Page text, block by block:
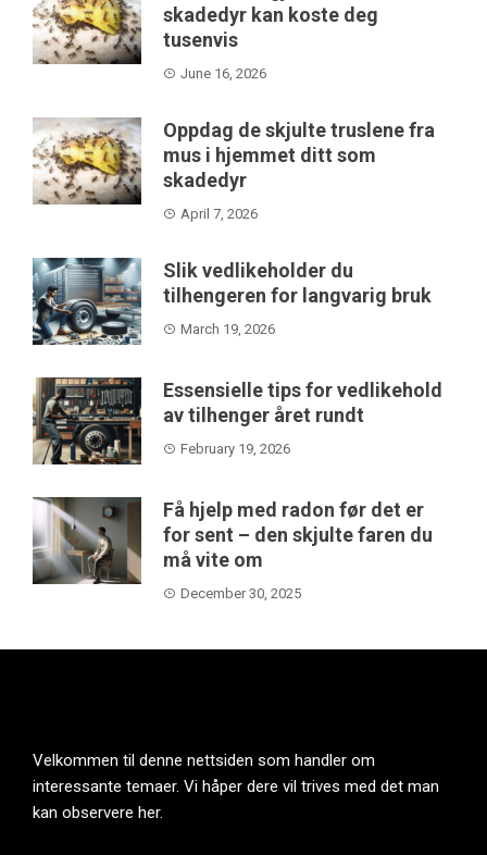
skadedyr kan koste deg
tusenvis
June 16, 2026
Oppdag de skjulte truslene fra
mus i hjemmet ditt som
skadedyr
April 7, 2026
Slik vedlikeholder du
tilhengeren for langvarig bruk
March 19, 2026
Essensielle tips for vedlikehold
av tilhenger året rundt
February 19, 2026
Få hjelp med radon før det er
for sent – den skjulte faren du
må vite om
December 30, 2025
Velkommen til denne nettsiden som handler om
interessante temaer. Vi håper dere vil trives med det man
kan observere her.